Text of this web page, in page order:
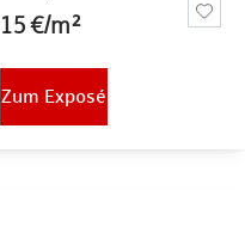
15 €/m²
Zum Exposé